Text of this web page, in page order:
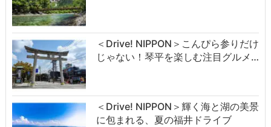
＜Drive! NIPPON＞こんぴら参りだけ
じゃない！琴平を楽しむ注目グルメ…
＜Drive! NIPPON＞輝く海と湖の美景
に包まれる、夏の福井ドライブ